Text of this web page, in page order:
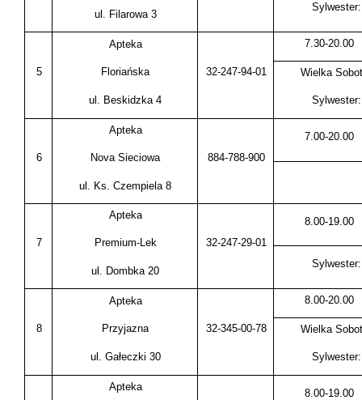
ul. Filarowa 3
5
Apteka
Floriańska
ul. Beskidzka 4
32-247-94-01
7.30-20.00
Wielka
6
Apteka
Nova Sieciowa
ul. Ks. Czempiela 8
884-788-900
7.00-20.00
7
Apteka
Premium-Lek
ul. Dombka 20
32-247-29-01
8.00-19.00
8
Apteka
Przyjazna
ul. Gałeczki 30
32-345-00-78
8.00-20.00
Wielka
Apteka
8.00-19.00